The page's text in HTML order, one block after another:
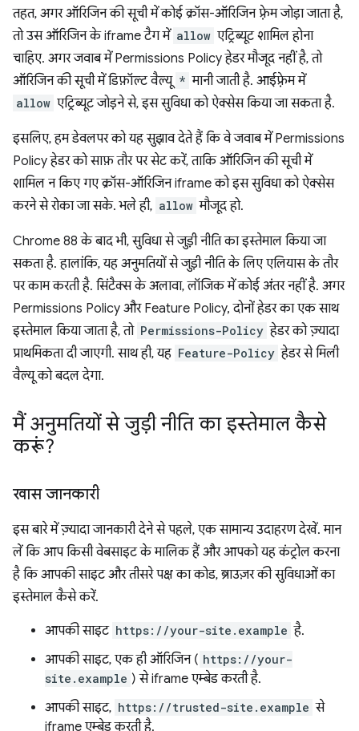
तहत, अगर ऑरिजिन की सूची में कोई क्रॉस-ऑरिजिन फ़्रेम जोड़ा जाता है,
तो उस ऑरिजिन के iframe टैग में allow एट्रिब्यूट शामिल होना
चाहिए. अगर जवाब में Permissions Policy हेडर मौजूद नहीं है, तो
ऑरिजिन की सूची में डिफ़ॉल्ट वैल्यू * मानी जाती है. आईफ़्रेम में
allow एट्रिब्यूट जोड़ने से, इस सुविधा को ऐक्सेस किया जा सकता है.
इसलिए, हम डेवलपर को यह सुझाव देते हैं कि वे जवाब में Permissions
Policy हेडर को साफ़ तौर पर सेट करें, ताकि ऑरिजिन की सूची में
शामिल न किए गए क्रॉस-ऑरिजिन iframe को इस सुविधा को ऐक्सेस
करने से रोका जा सके. भले ही, allow मौजूद हो.
Chrome 88 के बाद भी, सुविधा से जुड़ी नीति का इस्तेमाल किया जा
सकता है. हालांकि, यह अनुमतियों से जुड़ी नीति के लिए एलियास के तौर
पर काम करती है. सिंटैक्स के अलावा, लॉजिक में कोई अंतर नहीं है. अगर
Permissions Policy और Feature Policy, दोनों हेडर का एक साथ
इस्तेमाल किया जाता है, तो Permissions-Policy हेडर को ज़्यादा
प्राथमिकता दी जाएगी. साथ ही, यह Feature-Policy हेडर से मिली
वैल्यू को बदल देगा.
मैं अनुमतियों से जुड़ी नीति का इस्तेमाल कैसे
करूं?
खास जानकारी
इस बारे में ज़्यादा जानकारी देने से पहले, एक सामान्य उदाहरण देखें. मान
लें कि आप किसी वेबसाइट के मालिक हैं और आपको यह कंट्रोल करना
है कि आपकी साइट और तीसरे पक्ष का कोड, ब्राउज़र की सुविधाओं का
इस्तेमाल कैसे करें.
आपकी साइट https://your-site.example है.
आपकी साइट, एक ही ऑरिजिन ( https://your-
site.example ) से iframe एम्बेड करती है.
आपकी साइट, https://trusted-site.example से
iframe एम्बेड करती है.